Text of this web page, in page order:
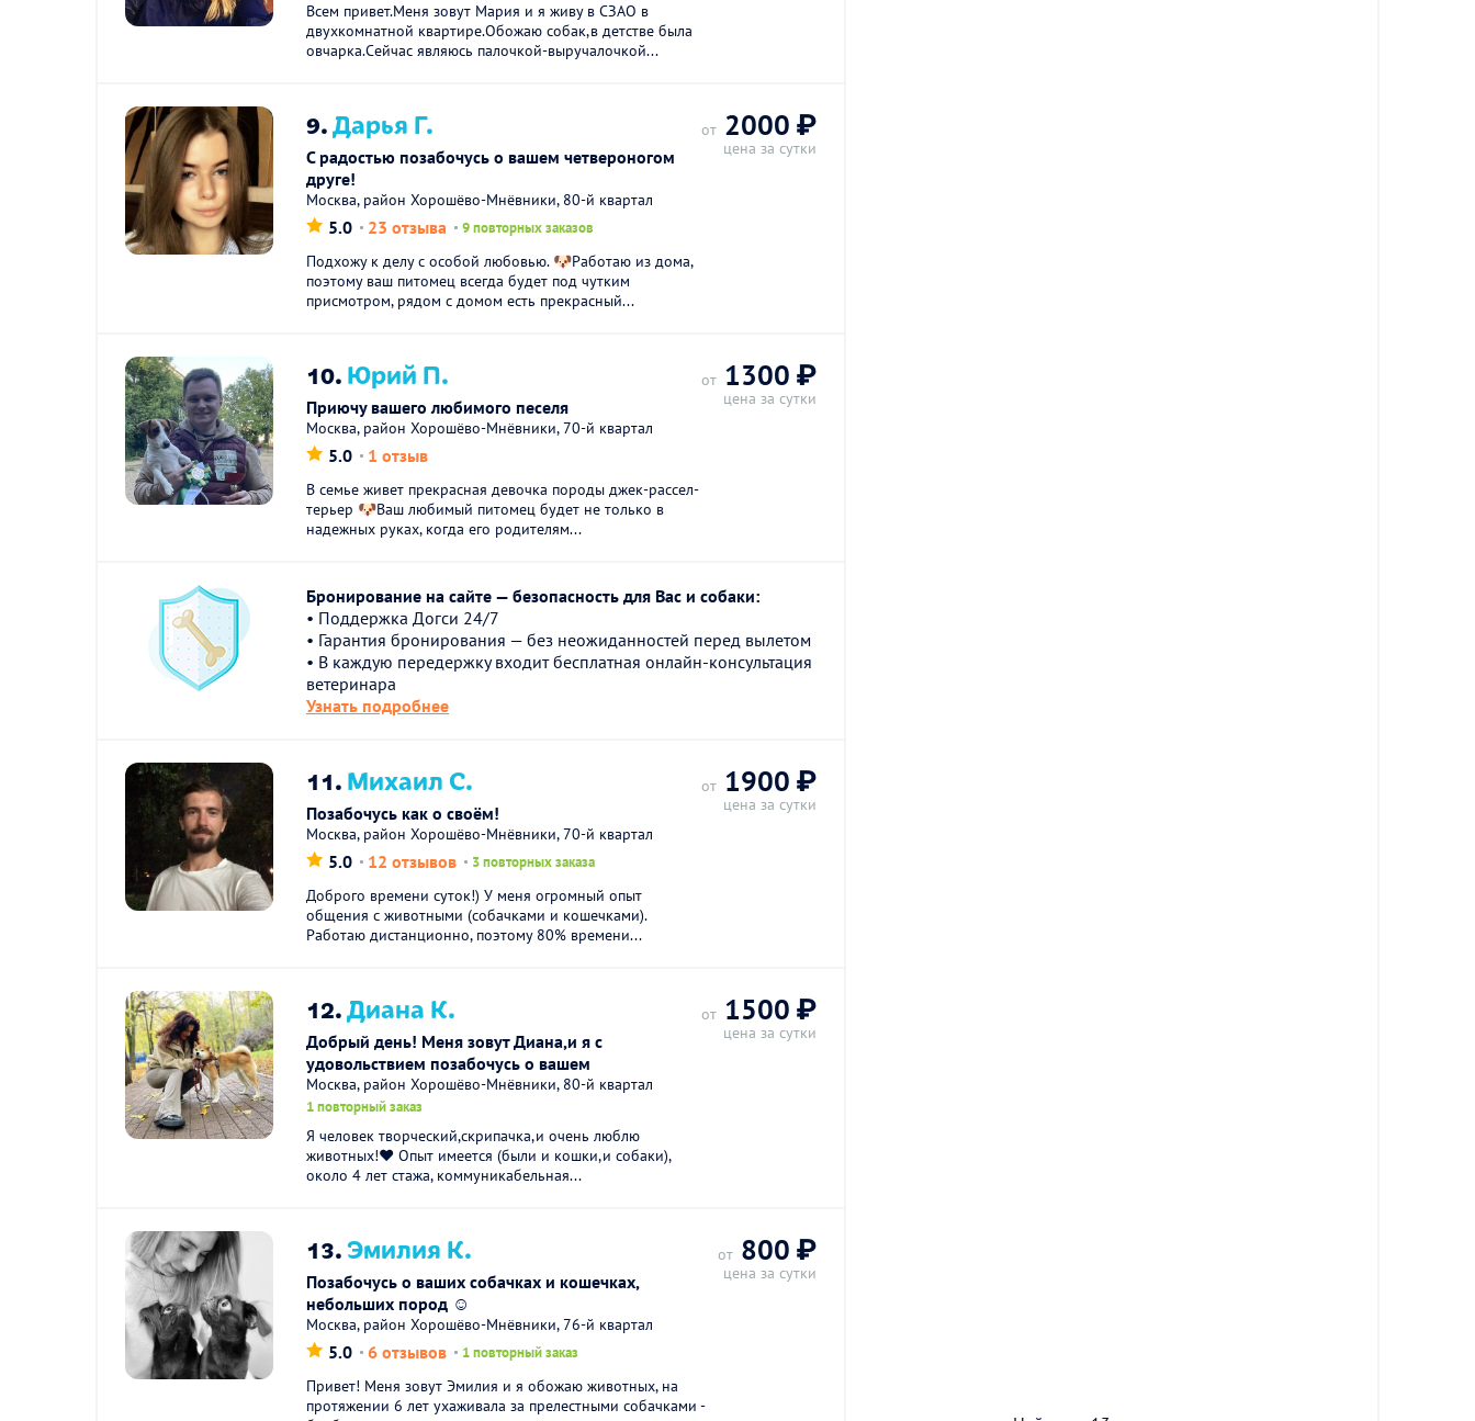
Всем привет.Меня зовут Мария и я живу в СЗАО в
двухкомнатной квартире.Обожаю собак,в детстве была
овчарка.Сейчас являюсь палочкой-выручалочкой...
9.Дарья Г.
С радостью позабочусь о вашем четвероногом
друге!
Москва, район Хорошёво-Мнёвники, 80-й квартал
5.0 23 отзыва 9 повторных заказов
Подхожу к делу с особой любовью. 🐶Работаю из дома,
поэтому ваш питомец всегда будет под чутким
присмотром, рядом с домом есть прекрасный...
от 2000 ₽
цена за сутки
10.Юрий П.
Приючу вашего любимого песеля
Москва, район Хорошёво-Мнёвники, 70-й квартал
5.0 1 отзыв
В семье живет прекрасная девочка породы джек-рассел-
терьер 🐶Ваш любимый питомец будет не только в
надежных руках, когда его родителям...
от 1300 ₽
цена за сутки
Бронирование на сайте — безопасность для Вас и собаки:
• Поддержка Догси 24/7
• Гарантия бронирования — без неожиданностей перед вылетом
• В каждую передержку входит бесплатная онлайн-консультация
ветеринара
Узнать подробнее
11.Михаил С.
Позабочусь как о своём!
Москва, район Хорошёво-Мнёвники, 70-й квартал
5.0 12 отзывов 3 повторных заказа
Доброго времени суток!) У меня огромный опыт
общения с животными (собачками и кошечками).
Работаю дистанционно, поэтому 80% времени...
от 1900 ₽
цена за сутки
12.Диана К.
Добрый день! Меня зовут Диана,и я с
удовольствием позабочусь о вашем
Москва, район Хорошёво-Мнёвники, 80-й квартал
1 повторный заказ
Я человек творческий,скрипачка,и очень люблю
животных!♥️ Опыт имеется (были и кошки,и собаки),
около 4 лет стажа, коммуникабельная...
от 1500 ₽
цена за сутки
13.Эмилия К.
Позабочусь о ваших собачках и кошечках,
небольших пород ☺️
Москва, район Хорошёво-Мнёвники, 76-й квартал
5.0 6 отзывов 1 повторный заказ
Привет! Меня зовут Эмилия и я обожаю животных, на
протяжении 6 лет ухаживала за прелестными собачками -
от 800 ₽
цена за сутки